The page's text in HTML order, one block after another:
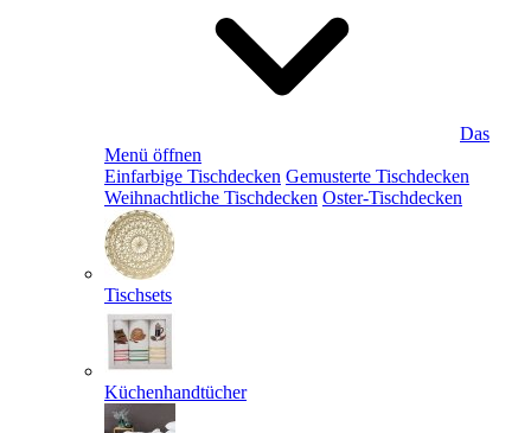
Das
Menü öffnen
Einfarbige Tischdecken Gemusterte Tischdecken
Weihnachtliche Tischdecken Oster-Tischdecken
Tischsets
Küchenhandtücher